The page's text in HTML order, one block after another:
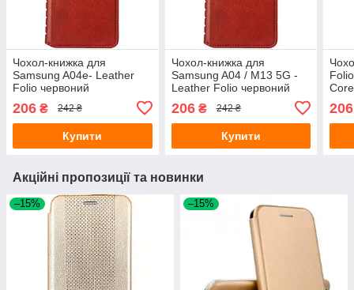
Чохол-книжка для
Samsung A04e- Leather
Folio червоний
206 ₴ 242 ₴
Купити
Чохол-книжка для
Samsung A04 / M13 5G -
Leather Folio червоний
206₴ 242 ₴
Купити
206
Акційні пропозиції та новинки
–15% –15%